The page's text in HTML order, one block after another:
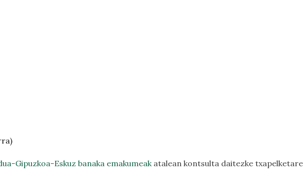
Gipuzkoa-Eskuz banaka emakumeak atalean kontsulta daitezke